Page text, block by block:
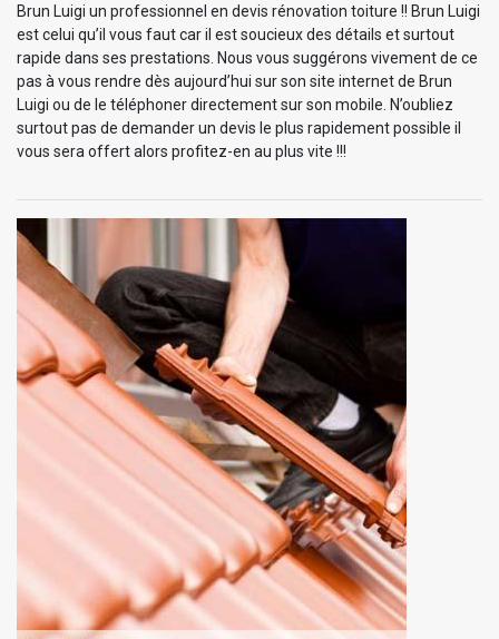
Brun Luigi un professionnel en devis rénovation toiture !! Brun Luigi
est celui qu’il vous faut car il est soucieux des détails et surtout
rapide dans ses prestations. Nous vous suggérons vivement de ce
pas à vous rendre dès aujourd’hui sur son site internet de Brun
Luigi ou de le téléphoner directement sur son mobile. N’oubliez
surtout pas de demander un devis le plus rapidement possible il
vous sera offert alors profitez-en au plus vite !!!